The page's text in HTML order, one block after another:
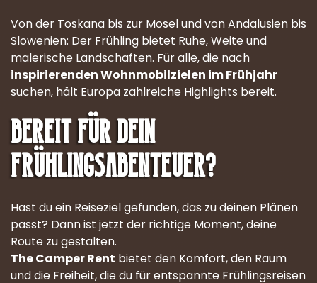
Von der Toskana bis zur Mosel und von Andalusien bis
Slowenien: Der Frühling bietet Ruhe, Weite und
malerische Landschaften. Für alle, die nach
inspirierenden Wohnmobilzielen im Frühjahr
suchen, hält Europa zahlreiche Highlights bereit.
Bereit für dein
Frühlingsabenteuer?
Hast du ein Reiseziel gefunden, das zu deinen Plänen
passt? Dann ist jetzt der richtige Moment, deine
Route zu gestalten.
The Camper Rent bietet den Komfort, den Raum
und die Freiheit, die du für entspannte Frühlingsreisen